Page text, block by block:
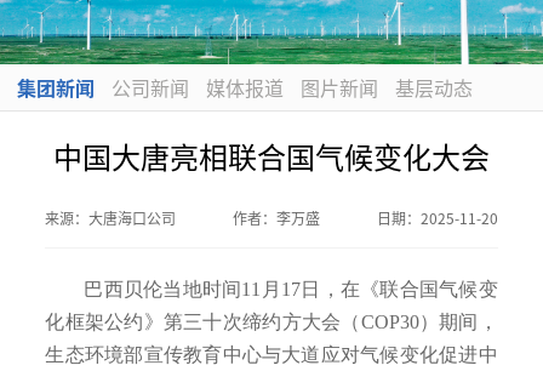
集团新闻 公司新闻 媒体报道 图片新闻 基层动态
中国大唐亮相联合国气候变化大会
来源：大唐海口公司 作者： 李万盛 日期： 2025-11-20
巴西贝伦当地时间11月17日，在《联合国气候变
化框架公约》第三十次缔约方大会（COP30）期间，
生态环境部宣传教育中心与大道应对气候变化促进中